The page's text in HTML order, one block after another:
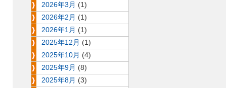
2026年3月 (1)
2026年2月 (1)
2026年1月 (1)
2025年12月 (1)
2025年10月 (4)
2025年9月 (8)
2025年8月 (3)